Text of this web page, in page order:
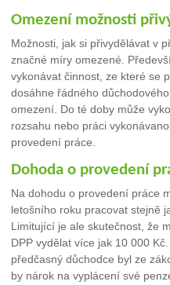
Omezení možnosti
Možnosti, jak si přivydělávat v
značné míry omezené.
vykonávat činnost, ze které se
dosáhne řádného
omezení. Do té doby může
rozsahu nebo práci
provedení práce.
Dohoda o provedení
Na dohodu o provedení práce
letošního roku pracovat stejně
Limitující je ale skutečnost, že
DPP vydělat více jak 10 000
předčasný důchodce byl ze
by nárok na vyplácení své